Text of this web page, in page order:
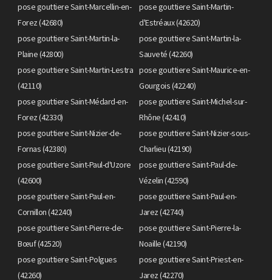
pose gouttiere Saint-Marcellin-en-
Forez (42680)
pose gouttiere Saint-Martin-
d'Estréaux (42620)
pose gouttiere Saint-Martin-la-
Plaine (42800)
pose gouttiere Saint-Martin-la-
Sauveté (42260)
pose gouttiere Saint-Martin-Lestra
(42110)
pose gouttiere Saint-Maurice-en-
Gourgois (42240)
pose gouttiere Saint-Médard-en-
Forez (42330)
pose gouttiere Saint-Michel-sur-
Rhône (42410)
pose gouttiere Saint-Nizier-de-
Fornas (42380)
pose gouttiere Saint-Nizier-sous-
Charlieu (42190)
pose gouttiere Saint-Paul-d'Uzore
(42600)
pose gouttiere Saint-Paul-de-
Vézelin (42590)
pose gouttiere Saint-Paul-en-
Cornillon (42240)
pose gouttiere Saint-Paul-en-
Jarez (42740)
pose gouttiere Saint-Pierre-de-
Bœuf (42520)
pose gouttiere Saint-Pierre-la-
Noaille (42190)
pose gouttiere Saint-Polgues
(42260)
pose gouttiere Saint-Priest-en-
Jarez (42270)